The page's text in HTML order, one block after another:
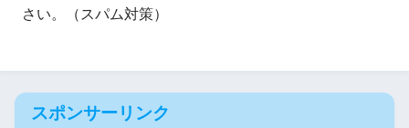
さい。（スパム対策）
スポンサーリンク